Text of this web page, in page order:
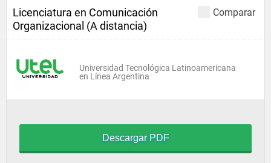
Comparar
Licenciatura en Comunicación
Organizacional (A distancia)
Universidad Tecnológica Latinoamericana
en Línea Argentina
Descargar PDF